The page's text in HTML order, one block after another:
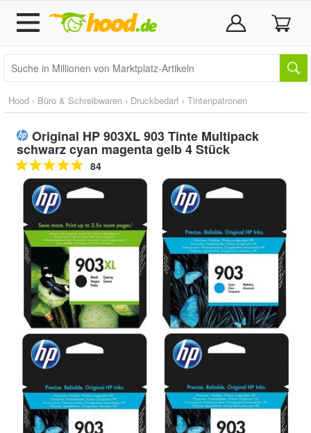
Hood › Büro & Schreibwaren › Druckbedarf › Tintenpatronen
Original HP 903XL 903 Tinte Multipack
schwarz cyan magenta gelb 4 Stück
84